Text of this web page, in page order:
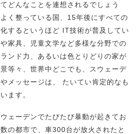
どんなことを連想されるでしょう
く整っている国、15年後にすべての
するというほど IT技術が普及してい
家具、児童文学など多様な分野での
ンド力、あるいは色とりどりの家が
等々、世界中どこでも、スウェーデ
メッセージは、 たいてい肯定的なも
ます。
ェーデンでたびたび暴動が起きてお
の都市で、車300台が放火されたと